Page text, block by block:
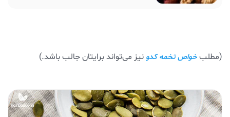
(مطلبخواص تخمه کدونیز می‌تواند برایتان جالب باشد.)